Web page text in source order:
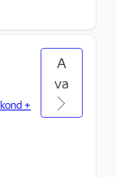
+
A
va